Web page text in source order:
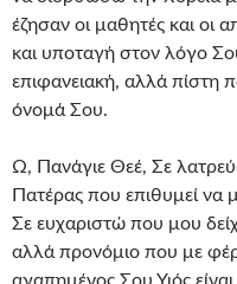
έζησαν οι μαθητές και οι
και υποταγή στον λόγο
επιφανειακή, αλλά πίστη
όνομά Σου.
Ω, Πανάγιε Θεέ, Σε
Πατέρας που επιθυμεί να
Σε ευχαριστώ που μου
αλλά προνόμιο που με